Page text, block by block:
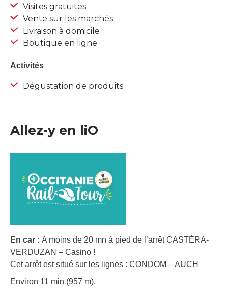
Visites gratuites
Vente sur les marchés
Livraison à domicile
Boutique en ligne
Activités
Dégustation de produits
Allez-y en liO
En car : A moins de 20 mn à pied de l’arrêt CASTÉRA-
VERDUZAN – Casino !
Cet arrêt est situé sur les lignes : CONDOM – AUCH
Environ 11 min (957 m).